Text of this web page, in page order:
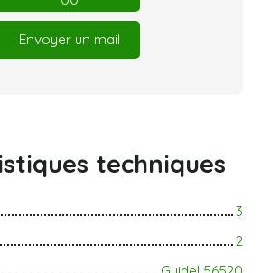
Envoyer un mail
techniques
3
2